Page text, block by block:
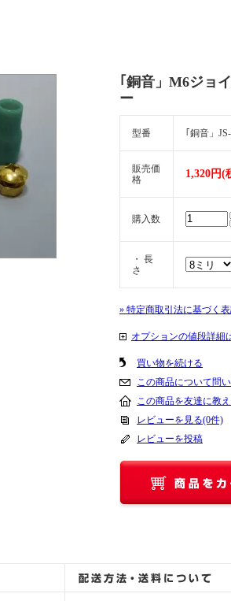
｢銅音」M6ジョ
ー
型番 ｢銅音」
販売価
格
1,320円(
購入数
・ 長
さ
» 特定商取引法に基づく
オプションの値段詳細
買い物を続ける
この商品について問
この商品を友達に教
レビューを見る(0件)
レビューを投稿